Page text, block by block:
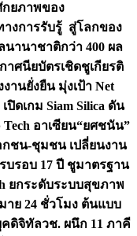
กยภาพของ
างการรับรู้ สู่โลกของ
นานาชาติกว่า 400 ผล
าศนียบัตรเชิดชูเกียรติ
นยั่งยืน มุ่งเป้า Net
ดเกม Siam Silica ดัน
อาเซียน“ยศชนัน”
กชน-ชุมชน เปลี่ยนงาน
บรอบ 17 ปี ชูมาตรฐาน
ยกระดับระบบสุขภาพ
าย 24 ชั่วโมง ต้นแบบ
คดิจิทัลวช. ผนึก 11 ภาคี